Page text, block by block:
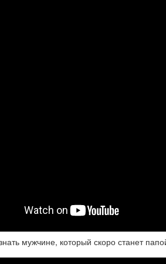
мужчине, который скоро станет